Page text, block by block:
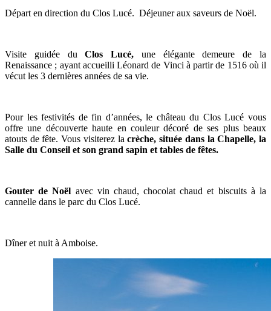
Départ en direction du Clos Lucé. Déjeuner aux saveurs de Noël.
Visite guidée duClos Lucé, une élégante demeure de la
Renaissance ; ayant accueilli Léonard de Vinci à partir de 1516 où il
vécut les 3 dernières années de sa vie.
Pour les festivités de fin d’années, le château du Clos Lucé vous
offre une découverte haute en couleur décoré de ses plus beaux
atouts de fête. Vous visiterez lacrèche, située dans la Chapelle, la
Salle du Conseil et son grand sapin et tables de fêtes.
Gouter de Noël avec vin chaud, chocolat chaud et biscuits à la
cannelle dans le parc du Clos Lucé.
Dîner et nuit à Amboise.